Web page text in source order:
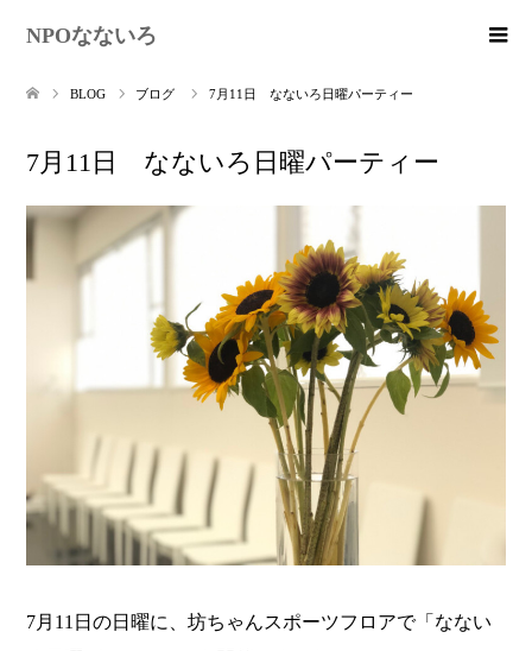
NPOなないろ
BLOG ブログ 7月11日 なないろ日曜パーティー
7月11日 なないろ日曜パーティー
7月11日の日曜に、坊ちゃんスポーツフロアで「なない